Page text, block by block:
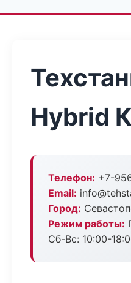
Hybrid
Телефон: +7-
Email:
Город:
Режим работы:
Сб-Вс: 10:00-